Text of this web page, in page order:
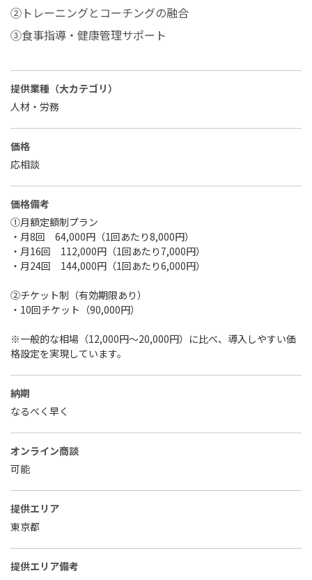
②トレーニングとコーチングの融合
③食事指導・健康管理サポート
提供業種（大カテゴリ）
人材・労務
価格
応相談
価格備考
①月額定額制プラン
・月8回 64,000円（1回あたり8,000円）
・月16回 112,000円（1回あたり7,000円）
・月24回 144,000円（1回あたり6,000円）
②チケット制（有効期限あり）
・10回チケット（90,000円）
※一般的な相場（12,000円〜20,000円）に比べ、導入しやすい価
格設定を実現しています。
納期
なるべく早く
オンライン商談
可能
提供エリア
東京都
提供エリア備考